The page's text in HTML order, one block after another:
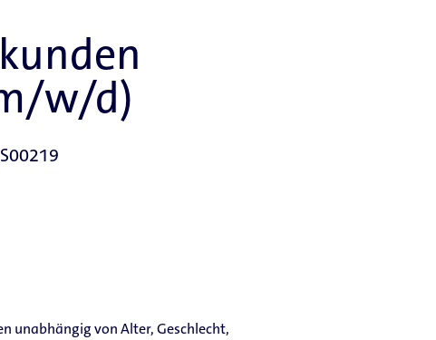
w/d)
unabhängig von Alter, Geschlecht,